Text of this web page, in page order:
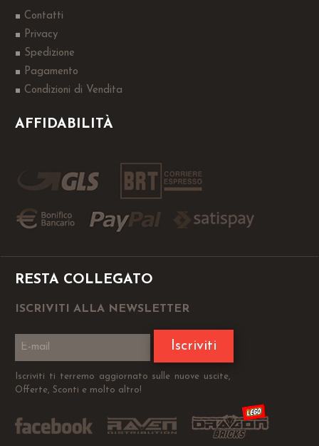
Contatti
Privacy
Spedizione
Pagamento
Condizioni di Vendita
AFFIDABILITÀ
RESTA COLLEGATO
ISCRIVITI ALLA NEWSLETTER
Iscriviti
Iscriviti ti terremo aggiornato sulle nuove uscite,
Offerte, Sconti e molto altro!